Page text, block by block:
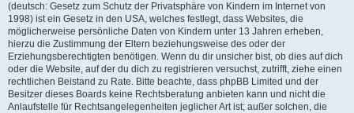
(deutsch: Gesetz zum Schutz der Privatsphäre von Kindern im Internet von
1998) ist ein Gesetz in den USA, welches festlegt, dass Websites, die
möglicherweise persönliche Daten von Kindern unter 13 Jahren erheben,
hierzu die Zustimmung der Eltern beziehungsweise des oder der
Erziehungsberechtigten benötigen. Wenn du dir unsicher bist, ob dies auf dich
oder die Website, auf der du dich zu registrieren versuchst, zutrifft, ziehe einen
rechtlichen Beistand zu Rate. Bitte beachte, dass phpBB Limited und der
Besitzer dieses Boards keine Rechtsberatung anbieten kann und nicht die
Anlaufstelle für Rechtsangelegenheiten jeglicher Art ist; außer solchen, die